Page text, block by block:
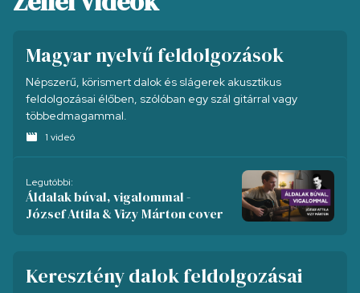
Magyar nyelvű feldolgozások
Népszerű, körismert dalok és slágerek akusztikus
feldolgozásai élőben, szólóban egy szál gitárral vagy
többedmagammal.
movie 1 videó
Legutóbbi:
Áldalak búval, vigalommal -
József Attila & Vizy Márton cover
Keresztény dalok feldolgozásai